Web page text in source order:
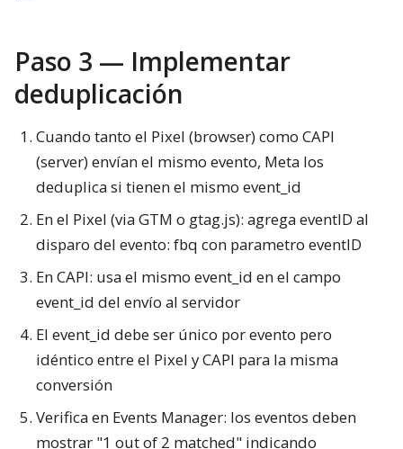
Paso 3 — Implementar
deduplicación
Cuando tanto el Pixel (browser) como CAPI
(server) envían el mismo evento, Meta los
deduplica si tienen el mismo event_id
En el Pixel (via GTM o gtag.js): agrega eventID al
disparo del evento: fbq con parametro eventID
En CAPI: usa el mismo event_id en el campo
event_id del envío al servidor
El event_id debe ser único por evento pero
idéntico entre el Pixel y CAPI para la misma
conversión
Verifica en Events Manager: los eventos deben
mostrar "1 out of 2 matched" indicando